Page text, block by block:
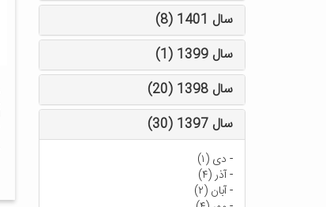
سال 1401 (8)
سال 1399 (1)
سال 1398 (20)
سال 1397 (30)
- دی (۱)
-آذر (۴)
-آبان (۲)